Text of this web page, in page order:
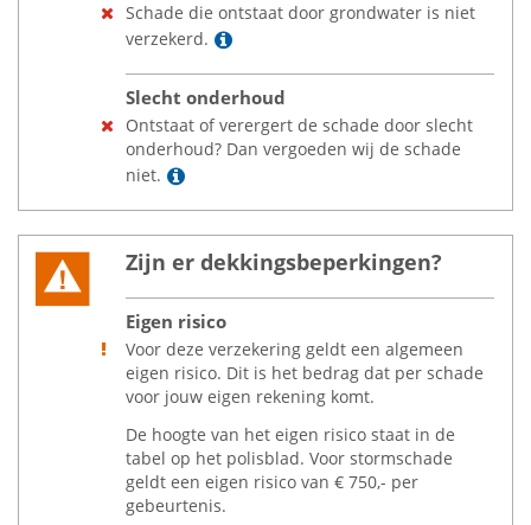
Schade die ontstaat door grondwater is niet
verzekerd.
Lees meer
Slecht onderhoud
Ontstaat of verergert de schade door slecht
onderhoud? Dan vergoeden wij de schade
niet.
Lees meer
Zijn er dekkingsbeperkingen?
Eigen risico
Voor deze verzekering geldt een algemeen
eigen risico. Dit is het bedrag dat per schade
voor jouw eigen rekening komt.
De hoogte van het eigen risico staat in de
tabel op het polisblad. Voor stormschade
geldt een eigen risico van € 750,- per
gebeurtenis.